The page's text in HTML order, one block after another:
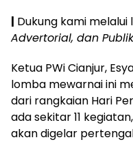
| Dukung kami melalui
Advertorial, dan
Ketua PWi Cianjur,
lomba mewarnai ini
dari rangkaian Hari
ada sekitar 11
akan digelar